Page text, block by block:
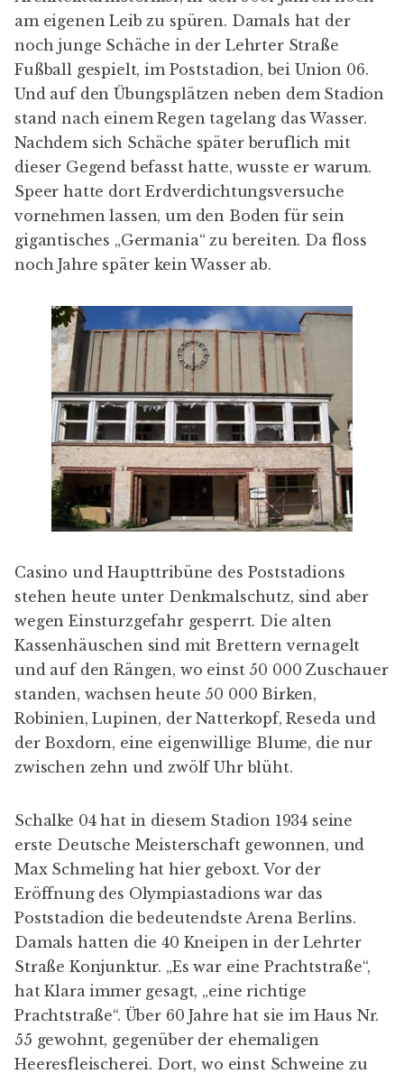
am eigenen Leib zu spüren. Damals hat der
noch junge Schäche in der Lehrter Straße
Fußball gespielt, im Poststadion, bei Union 06.
Und auf den Übungsplätzen neben dem Stadion
stand nach einem Regen tagelang das Wasser.
Nachdem sich Schäche später beruflich mit
dieser Gegend befasst hatte, wusste er warum.
Speer hatte dort Erdverdichtungsversuche
vornehmen lassen, um den Boden für sein
gigantisches „Germania“ zu bereiten. Da floss
noch Jahre später kein Wasser ab.
Casino und Haupttribüne des Poststadions
stehen heute unter Denkmalschutz, sind aber
wegen Einsturzgefahr gesperrt. Die alten
Kassenhäuschen sind mit Brettern vernagelt
und auf den Rängen, wo einst 50 000 Zuschauer
standen, wachsen heute 50 000 Birken,
Robinien, Lupinen, der Natterkopf, Reseda und
der Boxdorn, eine eigenwillige Blume, die nur
zwischen zehn und zwölf Uhr blüht.
Schalke 04 hat in diesem Stadion 1934 seine
erste Deutsche Meisterschaft gewonnen, und
Max Schmeling hat hier geboxt. Vor der
Eröffnung des Olympiastadions war das
Poststadion die bedeutendste Arena Berlins.
Damals hatten die 40 Kneipen in der Lehrter
Straße Konjunktur. „Es war eine Prachtstraße“,
hat Klara immer gesagt, „eine richtige
Prachtstraße“. Über 60 Jahre hat sie im Haus Nr.
55 gewohnt, gegenüber der ehemaligen
Heeresfleischerei. Dort, wo einst Schweine zu